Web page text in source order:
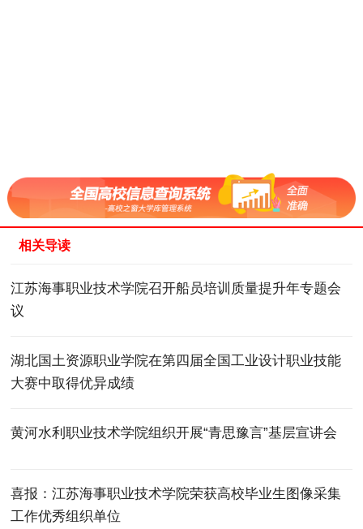
相关导读
江苏海事职业技术学院召开船员培训质量提升年专题会
议
湖北国土资源职业学院在第四届全国工业设计职业技能
大赛中取得优异成绩
黄河水利职业技术学院组织开展“青思豫言”基层宣讲会
喜报：江苏海事职业技术学院荣获高校毕业生图像采集
工作优秀组织单位